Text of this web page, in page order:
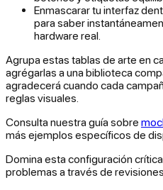
Enmascarar tu interfaz
para saber
hardware real.
Agrupa estas tablas de arte en
agrégarlas a una biblioteca
agradecerá cuando cada
reglas visuales.
Consulta nuestra guía sobre
más ejemplos específicos de
Domina esta configuración
problemas a través de